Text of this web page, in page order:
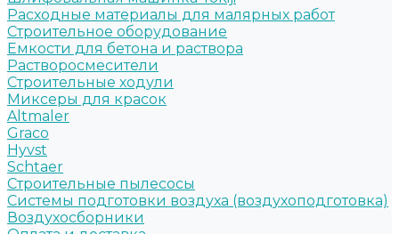
Расходные материалы для малярных работ
Строительное оборудование
Емкости для бетона и раствора
Растворосмесители
Строительные ходули
Миксеры для красок
Altmaler
Graco
Hyvst
Schtaer
Строительные пылесосы
Системы подготовки воздуха (воздухоподготовка)
Воздухосборники